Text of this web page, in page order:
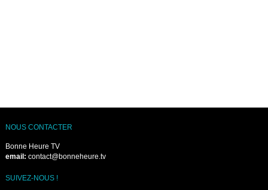
NOUS CONTACTER
Bonne Heure TV
email: contact@bonneheure.tv
SUIVEZ-NOUS !